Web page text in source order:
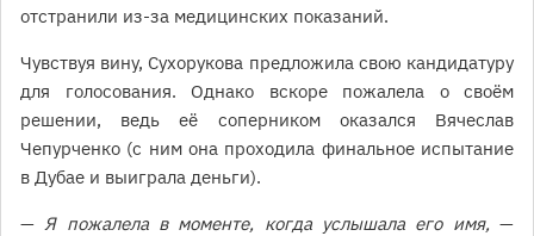
отстранили из-за медицинских показаний.
Чувствуя вину, Сухорукова предложила свою кандидатуру
для голосования. Однако вскоре пожалела о своём
решении, ведь её соперником оказался Вячеслав
Чепурченко (с ним она проходила финальное испытание
в Дубае и выиграла деньги).
—Я пожалела в моменте, когда услышала его имя, —